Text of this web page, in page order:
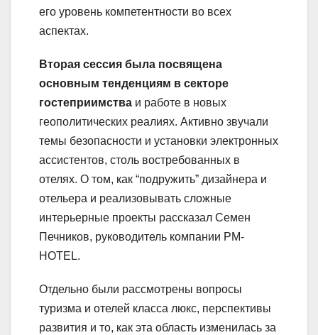
его уровень компетентности во всех
аспектах.
Вторая сессия была посвящена
основным тенденциям в секторе
гостеприимства и работе в новых
геополитических реалиях. Активно звучали
темы безопасности и установки электронных
ассистентов, столь востребованных в
отелях. О том, как “подружить” дизайнера и
отельера и реализовывать сложные
интерьерные проекты рассказал Семен
Печников, руководитель компании PM-
HOTEL.
Отдельно были рассмотрены вопросы
туризма и отелей класса люкс, перспективы
развития и то, как эта область изменилась за